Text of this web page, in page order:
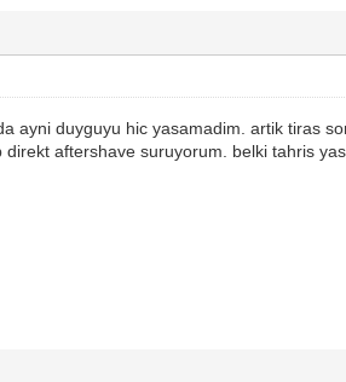
ayni duyguyu hic yasamadim. artik tiras
aftershave suruyorum. belki tahris